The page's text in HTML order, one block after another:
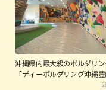
沖縄県内最大級のボルダリン
「ディーボルダリング沖縄豊